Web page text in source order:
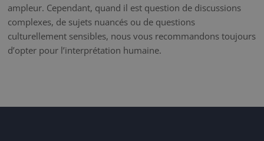
ampleur. Cependant, quand il est question de discussions
complexes, de sujets nuancés ou de questions
culturellement sensibles, nous vous recommandons toujours
d’opter pour l’interprétation humaine.